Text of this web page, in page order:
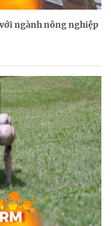
ngành nông nghiệp